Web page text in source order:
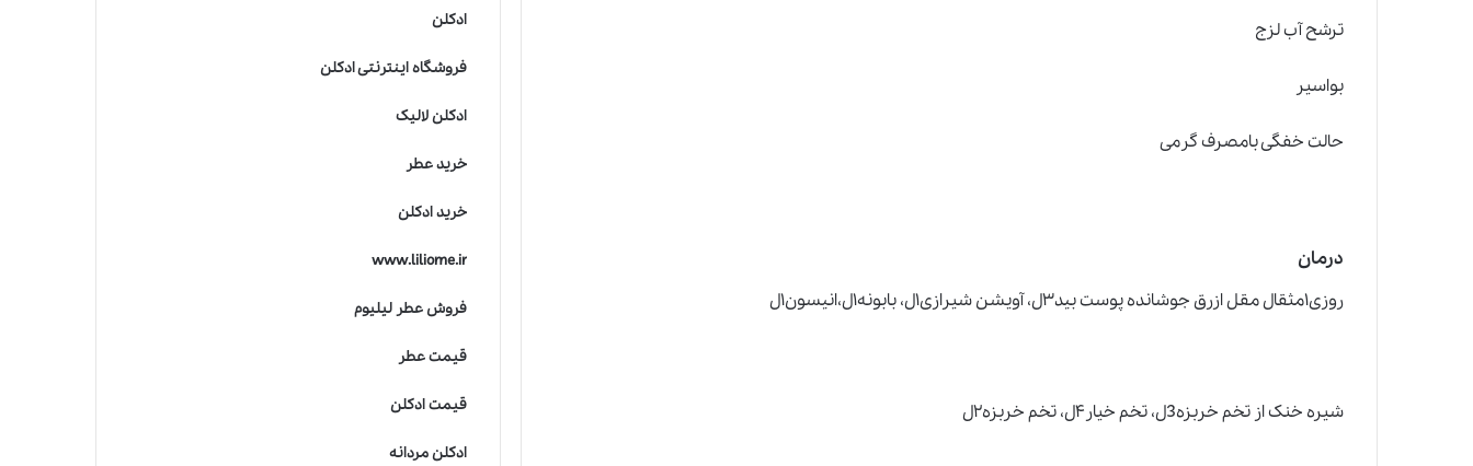
ترشح آب لزج
بواسیر
حالت خفگی بامصرف گرمی
درمان
روزی۱مثقال مقل ازرق جوشانده پوست بید۳ل، آویشن شیرازی۱ل، بابونه۱ل،انیسون۱ل
شیره خنک از تخم خربزه3ل، تخم خیار۴ل، تخم خربزه۲ل
ادکلن
فروشگاه اینترنتی ادکلن
ادکلن لالیک
خرید عطر
خرید ادکلن
www.liliome.ir
فروش عطر لیلیوم
قیمت عطر
قیمت ادکلن
ادکلن مردانه